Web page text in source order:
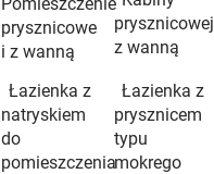
prysznicowe
i z wanną
prysznicowej
z wanną
Łazienka z
natryskiem
do
pomieszczenia
Łazienka z
prysznicem
typu
mokrego